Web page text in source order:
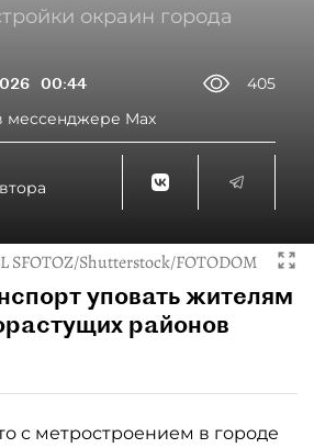
окраин города
00:44
405
мессенджере Max
SFOTOZ/Shutterstock/FOTODOM
уповать жителям
районов
с метростроением в городе